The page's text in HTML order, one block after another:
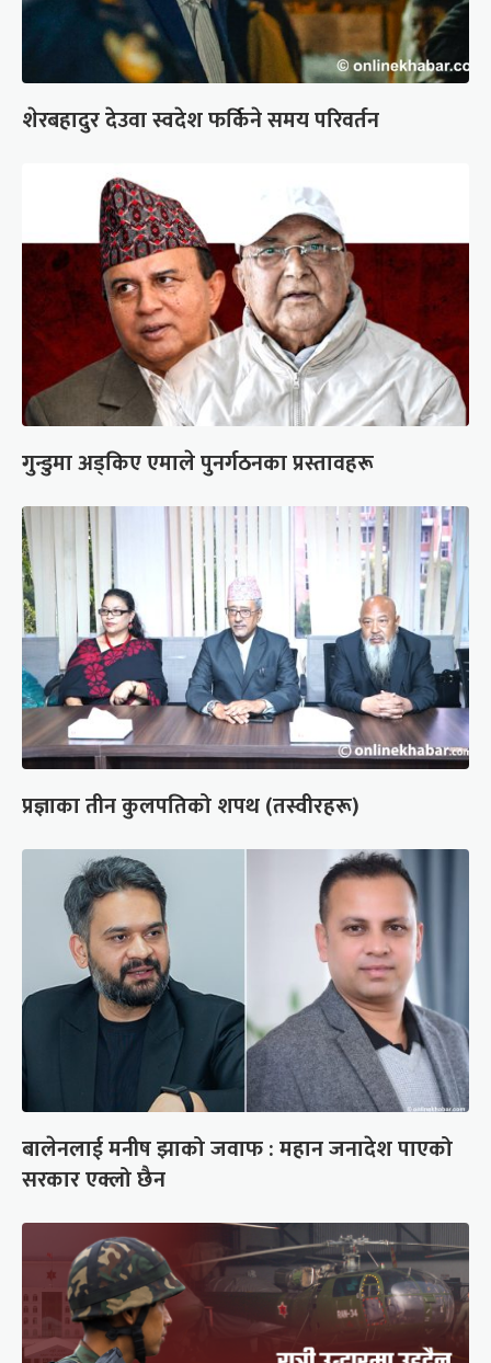
शेरबहादुर देउवा स्वदेश फर्किने समय परिवर्तन
गुन्डुमा अड्किए एमाले पुनर्गठनका प्रस्तावहरू
प्रज्ञाका तीन कुलपतिको शपथ (तस्वीरहरू)
बालेनलाई मनीष झाको जवाफ : महान जनादेश पाएको
सरकार एक्लो छैन